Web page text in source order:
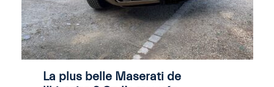
La plus belle Maserati de